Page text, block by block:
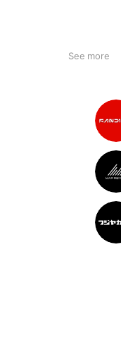
See more